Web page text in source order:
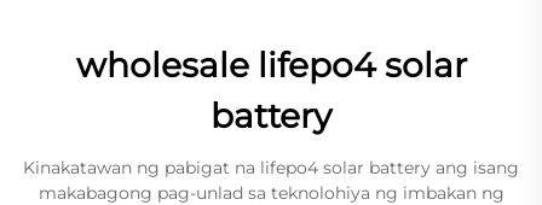
wholesale lifepo4 solar
battery
Kinakatawan ng pabigat na lifepo4 solar battery ang isang
makabagong pag-unlad sa teknolohiya ng imbakan ng